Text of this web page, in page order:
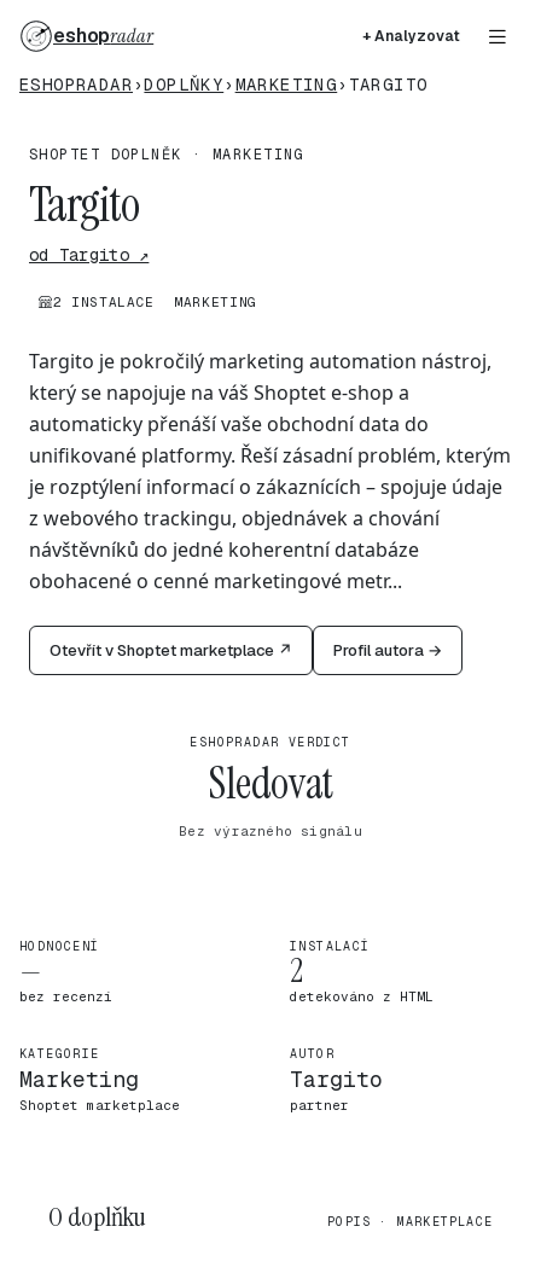
eshopradar + Analyzovat
ESHOPRADAR ›DOPLŇKY › MARKETING › TARGITO
SHOPTET DOPLNĚK · MARKETING
Targito
od Targito ↗
2 INSTALACE MARKETING
Targito je pokročilý marketing automation nástroj,
který se napojuje na váš Shoptet e-shop a
automaticky přenáší vaše obchodní data do
unifikované platformy. Řeší zásadní problém, kterým
je rozptýlení informací o zákaznících – spojuje údaje
z webového trackingu, objednávek a chování
návštěvníků do jedné koherentní databáze
obohacené o cenné marketingové metr...
Otevřít v Shoptet marketplace ↗ Profil autora →
ESHOPRADAR VERDICT
Sledovat
Bez výrazného signálu
HODNOCENÍ
—
bez recenzí
INSTALACÍ
2
detekováno z HTML
KATEGORIE
Marketing
Shoptet marketplace
AUTOR
Targito
partner
O doplňku POPIS · MARKETPLACE